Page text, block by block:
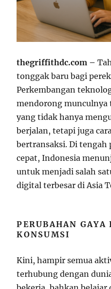
thegriffithdc.com –
tonggak baru bagi
Perkembangan
mendorong
yang tidak hanya
berjalan, tetapi juga
bertransaksi. Di tengah
cepat, Indonesia
untuk menjadi salah
digital terbesar di Asia
PERUBAHAN
KONSUMSI
Kini, hampir semua
terhubung dengan